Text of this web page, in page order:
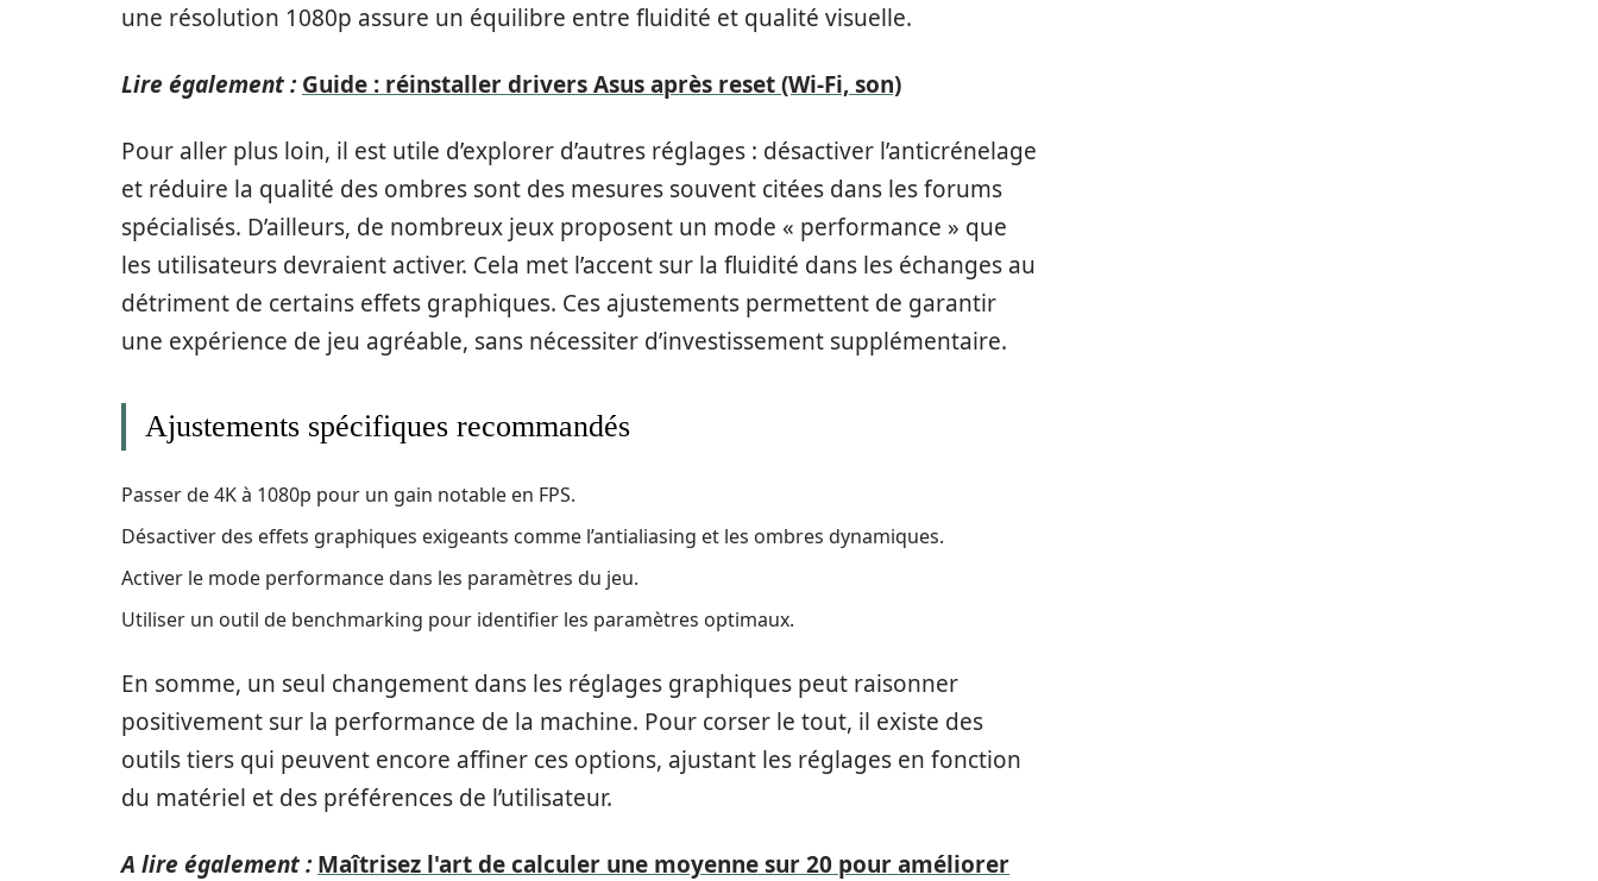
une résolution 1080p assure un équilibre entre fluidité et qualité visuelle.
Lire également : Guide : réinstaller drivers Asus après reset (Wi-Fi, son)
Pour aller plus loin, il est utile d’explorer d’autres réglages : désactiver l’anticrénelage
et réduire la qualité des ombres sont des mesures souvent citées dans les forums
spécialisés. D’ailleurs, de nombreux jeux proposent un mode « performance » que
les utilisateurs devraient activer. Cela met l’accent sur la fluidité dans les échanges au
détriment de certains effets graphiques. Ces ajustements permettent de garantir
une expérience de jeu agréable, sans nécessiter d’investissement supplémentaire.
Ajustements spécifiques recommandés
Passer de 4K à 1080p pour un gain notable en FPS.
Désactiver des effets graphiques exigeants comme l’antialiasing et les ombres dynamiques.
Activer le mode performance dans les paramètres du jeu.
Utiliser un outil de benchmarking pour identifier les paramètres optimaux.
En somme, un seul changement dans les réglages graphiques peut raisonner
positivement sur la performance de la machine. Pour corser le tout, il existe des
outils tiers qui peuvent encore affiner ces options, ajustant les réglages en fonction
du matériel et des préférences de l’utilisateur.
A lire également : Maîtrisez l'art de calculer une moyenne sur 20 pour améliorer